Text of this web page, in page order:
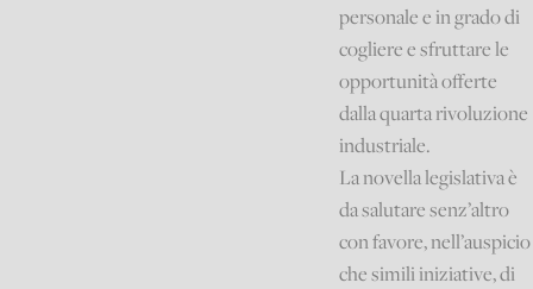
personale e in grado di
cogliere e sfruttare le
opportunità offerte
dalla quarta rivoluzione
industriale.
La novella legislativa è
da salutare senz’altro
con favore, nell’auspicio
che simili iniziative, di